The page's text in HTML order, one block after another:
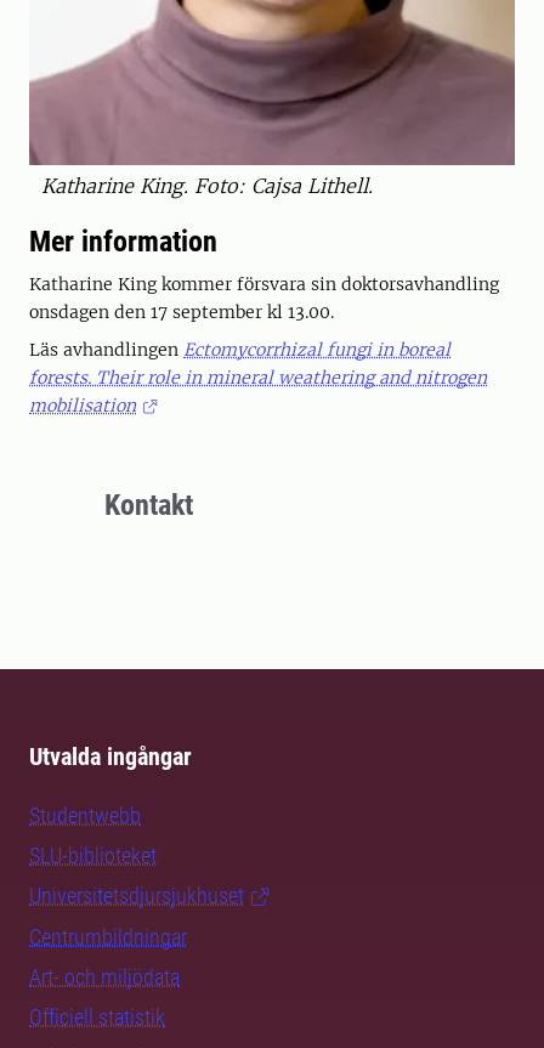
Katharine King. Foto: Cajsa Lithell.
Mer information
Katharine King kommer försvara sin doktorsavhandling
onsdagen den 17 september kl 13.00.
Läs avhandlingen Ectomycorrhizal fungi in boreal
forests. Their role in mineral weathering and nitrogen
mobilisation
Kontakt
Utvalda ingångar
Studentwebb
SLU-biblioteket
Universitetsdjursjukhuset
Centrumbildningar
Art- och miljödata
Officiell statistik